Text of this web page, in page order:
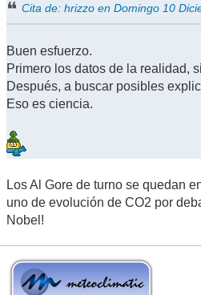
Cita de: hrizzo en Domingo 10
Buen esfuerzo.
Primero los datos de la realidad,
Después, a buscar posibles
Eso es ciencia.
Los Al Gore de turno se quedan
uno de evolución de CO2 por
Nobel!